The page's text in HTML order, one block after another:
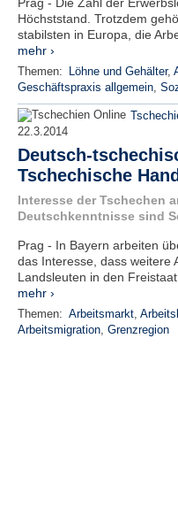
Höchststand. Trotzdem
stabilsten in Europa, die
mehr ›
Themen: Löhne und Gehälter,
Geschäftspraxis allgemein,
22.3.2014
Deutsch-
Tschechische
Interesse der Tschechen
Deutschkenntnisse sind
Prag - In Bayern arbeiten
das Interesse, dass weitere
Landsleuten in den
mehr ›
Themen: Arbeitsmarkt,
Arbeitsmigration, Grenzregion